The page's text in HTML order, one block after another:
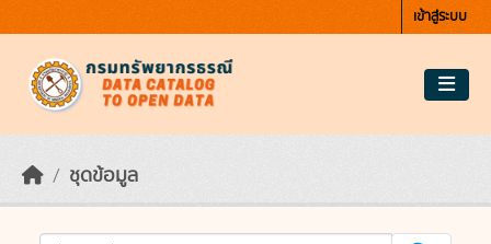
เข้าสู่ระบบ
ชุดข้อมูล